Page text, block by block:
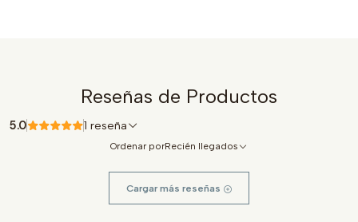
Reseñas de Productos
5.0 1 reseña
Ordenar porRecién llegados
Cargar más reseñas